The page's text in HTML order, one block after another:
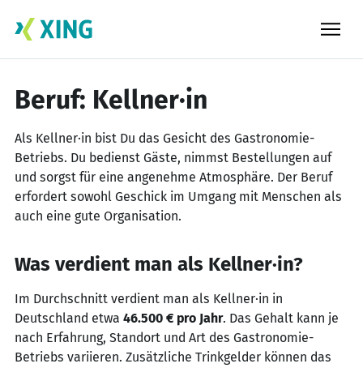
Beruf: Kellner·in
Als Kellner·in bist Du das Gesicht des Gastronomie-
Betriebs. Du bedienst Gäste, nimmst Bestellungen auf
und sorgst für eine angenehme Atmosphäre. Der Beruf
erfordert sowohl Geschick im Umgang mit Menschen als
auch eine gute Organisation.
Was verdient man als Kellner·in?
Im Durchschnitt verdient man als Kellner·in in
Deutschland etwa 46.500 € pro Jahr. Das Gehalt kann je
nach Erfahrung, Standort und Art des Gastronomie-
Betriebs variieren. Zusätzliche Trinkgelder können das